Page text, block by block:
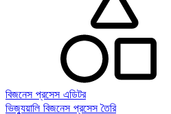
বিজনেস প্রসেস এডিটর
ভিজ্যুয়ালি বিজনেস প্রসেস তৈরি